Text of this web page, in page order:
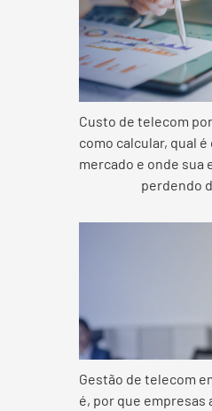
Custo de telecom
como calcular, qual
mercado e onde sua
perdendo
Gestão de telecom
é, por que empresas